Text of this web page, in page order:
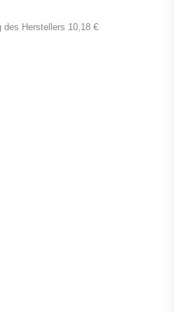
des Herstellers 10,18 €